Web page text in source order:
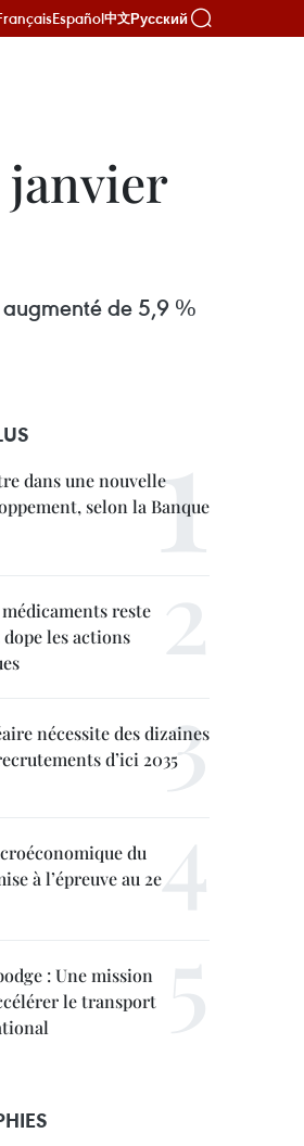
Español中文Русский
de 5,9 %
dans une nouvelle
selon la Banque
reste
les actions
nécessite des dizaines
d’ici 2035
du
à l’épreuve au 2e
: Une mission
le transport